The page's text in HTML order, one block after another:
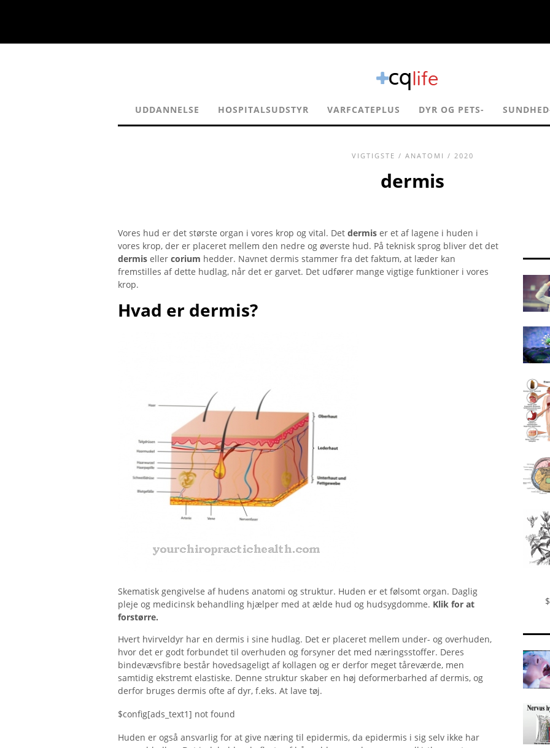
UDDANNELSE HOSPITALSUDSTYR VARFCATEPLUS DYR OG PETS-
VIGTIGSTE / ANATOMI / 2020
dermis
Vores hud er det største organ i vores krop og vital. Det dermis er et af lagene i huden i
vores krop, der er placeret mellem den nedre og øverste hud. På teknisk sprog bliver det det
dermis eller corium hedder. Navnet dermis stammer fra det faktum, at læder kan
fremstilles af dette hudlag, når det er garvet. Det udfører mange vigtige funktioner i vores
krop.
Hvad er dermis?
Skematisk gengivelse af hudens anatomi og struktur. Huden er et følsomt organ. Daglig
pleje og medicinsk behandling hjælper med at ælde hud og hudsygdomme. Klik for at
forstørre.
Hvert hvirveldyr har en dermis i sine hudlag. Det er placeret mellem under- og overhuden,
hvor det er godt forbundet til overhuden og forsyner det med næringsstoffer. Deres
bindevævsfibre består hovedsageligt af kollagen og er derfor meget tåreværde, men
samtidig ekstremt elastiske. Denne struktur skaber en høj deformerbarhed af dermis, og
derfor bruges dermis ofte af dyr, f.eks. At lave tøj.
$config[ads_text1] not found
Huden er også ansvarlig for at give næring til epidermis, da epidermis i sig selv ikke har